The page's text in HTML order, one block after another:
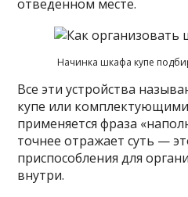
отведенном месте.
Начинка шкафа купе
Все эти устройства
купе или
применяется фраза
точнее отражает суть —
приспособления для
внутри.